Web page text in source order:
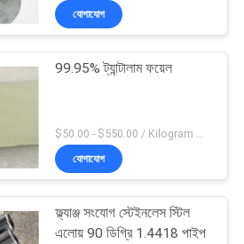
যোগাযোগ
99.95% ট্যান্টালাম ফয়েল
যোগাযোগ
ফ্ল্যাঞ্জ সংযোগ স্টেইনলেস স্টিল
এলোয় 90 ডিগ্রি 1.4418 পাইপ